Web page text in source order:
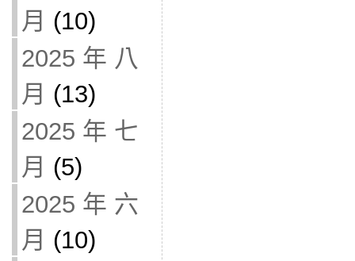
月 (10)
2025 年 八
月 (13)
2025 年 七
月 (5)
2025 年 六
月 (10)